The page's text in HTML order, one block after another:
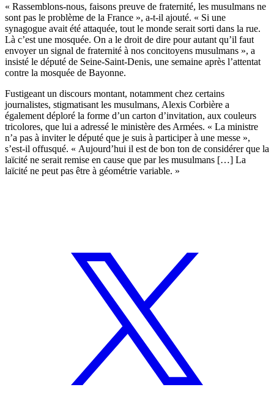
« Rassemblons-nous, faisons preuve de fraternité, les musulmans ne
sont pas le problème de la France », a-t-il ajouté. « Si une
synagogue avait été attaquée, tout le monde serait sorti dans la rue.
Là c’est une mosquée. On a le droit de dire pour autant qu’il faut
envoyer un signal de fraternité à nos concitoyens musulmans », a
insisté le député de Seine-Saint-Denis, une semaine après l’attentat
contre la mosquée de Bayonne.
Fustigeant un discours montant, notamment chez certains
journalistes, stigmatisant les musulmans, Alexis Corbière a
également déploré la forme d’un carton d’invitation, aux couleurs
tricolores, que lui a adressé le ministère des Armées. « La ministre
n’a pas à inviter le député que je suis à participer à une messe »,
s’est-il offusqué. « Aujourd’hui il est de bon ton de considérer que la
laïcité ne serait remise en cause que par les musulmans […] La
laïcité ne peut pas être à géométrie variable. »